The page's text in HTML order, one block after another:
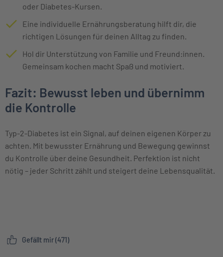
oder Diabetes-Kursen.
Eine individuelle Ernährungsberatung hilft dir, die
richtigen Lösungen für deinen Alltag zu finden.
Hol dir Unterstützung von Familie und Freund:innen.
Gemeinsam kochen macht Spaß und motiviert.
Fazit: Bewusst leben und übernimm
die Kontrolle
Typ-2-Diabetes ist ein Signal, auf deinen eigenen Körper zu
achten. Mit bewusster Ernährung und Bewegung gewinnst
du Kontrolle über deine Gesundheit. Perfektion ist nicht
nötig – jeder Schritt zählt und steigert deine Lebensqualität.
Gefällt mir (471)